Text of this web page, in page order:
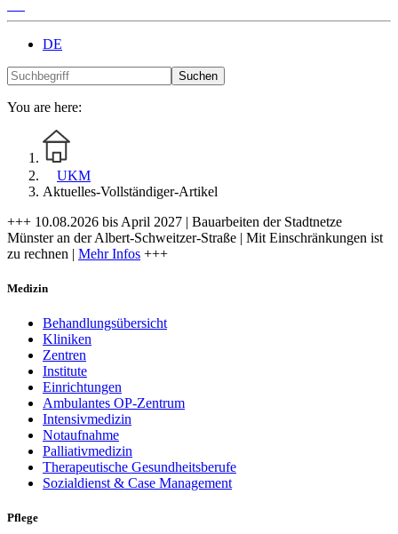
DE
Suchen
You are here:
UKM
Aktuelles-Vollständiger-Artikel
+++ 10.08.2026 bis April 2027 | Bauarbeiten der Stadtnetze
Münster an der Albert-Schweitzer-Straße | Mit Einschränkungen ist
zu rechnen | Mehr Infos +++
Medizin
Behandlungsübersicht
Kliniken
Zentren
Institute
Einrichtungen
Ambulantes OP-Zentrum
Intensivmedizin
Notaufnahme
Palliativmedizin
Therapeutische Gesundheitsberufe
Sozialdienst & Case Management
Pflege